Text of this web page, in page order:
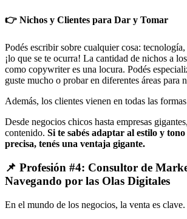
👉 Nichos y Clientes para Dar y Tomar
Podés escribir sobre cualquier cosa:
¡lo que se te ocurra! La cantidad de nichos a
como copywriter es una locura. Podés
guste mucho o probar en diferentes áreas para
Además, los clientes vienen en todas las
Desde negocios chicos hasta empresas
contenido. Si te sabés adaptar al estilo y
precisa, tenés una ventaja gigante.
📌 Profesión #4: Consultor de
Navegando por las Olas Digitales
En el mundo de los negocios, la venta es clave.